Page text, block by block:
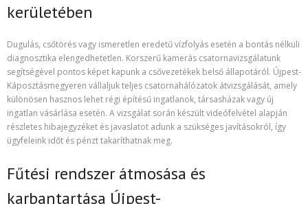
kerületében
Dugulás, csőtörés vagy ismeretlen eredetű vízfolyás esetén a bontás nélküli
diagnosztika elengedhetetlen. Korszerű kamerás csatornavizsgálatunk
segítségével pontos képet kapunk a csővezetékek belső állapotáról. Újpest-
Káposztásmegyeren vállaljuk teljes csatornahálózatok átvizsgálását, amely
különösen hasznos lehet régi építésű ingatlanok, társasházak vagy új
ingatlan vásárlása esetén. A vizsgálat során készült videófelvétel alapján
részletes hibajegyzéket és javaslatot adunk a szükséges javításokról, így
ügyfeleink időt és pénzt takaríthatnak meg.
Fűtési rendszer átmosása és
karbantartása Újpest-